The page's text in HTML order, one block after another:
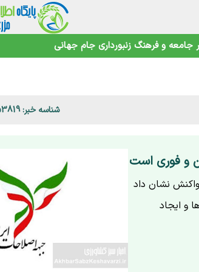
جامعه و فرهنگ زنبورداری جام جهانی
فارس
غذایی در عصر تغییرات اقلیمی
شناسه خبر: 53819
و فوری است
نشان داد
و ایجاد